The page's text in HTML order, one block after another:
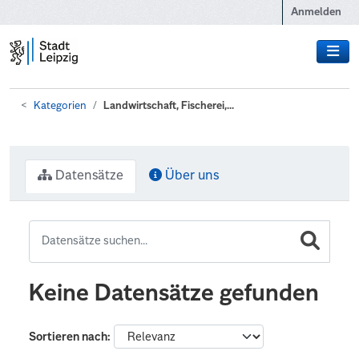
Anmelden
Kategorien Landwirtschaft, Fischerei,...
Datensätze Über uns
Keine Datensätze gefunden
Sortieren nach